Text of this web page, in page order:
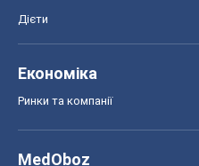
Дієти
Економіка
Ринки та компанії
MedOboz